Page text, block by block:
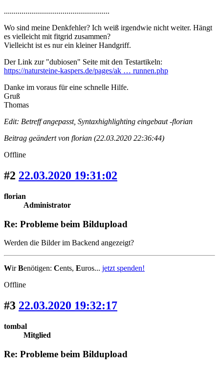
......................................................
Wo sind meine Denkfehler? Ich weiß irgendwie nicht weiter. Hängt
es vielleicht mit fitgrid zusammen?
Vielleicht ist es nur ein kleiner Handgriff.
Der Link zur "dubiosen" Seite mit den Testartikeln:
https://natursteine-kaspers.de/pages/ak … runnen.php
Danke im voraus für eine schnelle Hilfe.
Gruß
Thomas
Edit: Betreff angepasst, Syntaxhighlighting eingebaut -florian
Beitrag geändert von florian (22.03.2020 22:36:44)
Offline
#2 22.03.2020 19:31:02
florian
Administrator
Re: Probleme beim Bildupload
Werden die Bilder im Backend angezeigt?
WirBenötigen: Cents, Euros... jetzt spenden!
Offline
#3 22.03.2020 19:32:17
tombal
Mitglied
Re: Probleme beim Bildupload